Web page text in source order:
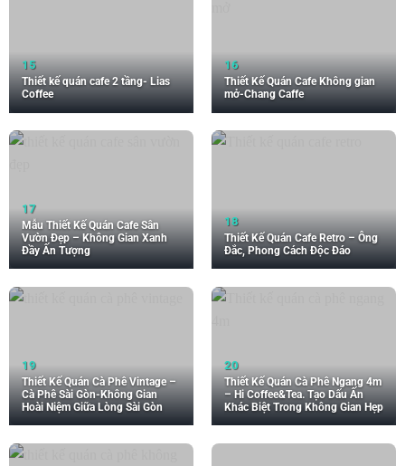
Thiết kế quán cafe 2 tầng- Lias
Coffee
Thiết Kế Quán Cafe Không gian
mở-Chang Caffe
Mẫu Thiết Kế Quán Cafe Sân
Vườn Đẹp – Không Gian Xanh
Đầy Ấn Tượng
Thiết Kế Quán Cafe Retro – Ông
Đắc, Phong Cách Độc Đáo
Thiết Kế Quán Cà Phê Vintage –
Cà Phê Sài Gòn-Không Gian
Hoài Niệm Giữa Lòng Sài Gòn
Thiết Kế Quán Cà Phê Ngang 4m
– Hi Coffee&Tea. Tạo Dấu Ấn
Khác Biệt Trong Không Gian Hẹp